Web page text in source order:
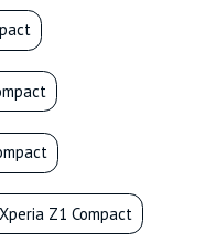
Z1 Compact